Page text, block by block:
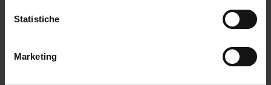
Statistiche
Marketing
i mesi estivi. Ma questo è un altro capitolo